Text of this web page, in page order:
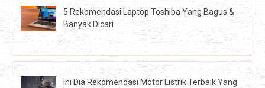
5 Rekomendasi Laptop Toshiba Yang Bagus &
Banyak Dicari
Ini Dia Rekomendasi Motor Listrik Terbaik Yang